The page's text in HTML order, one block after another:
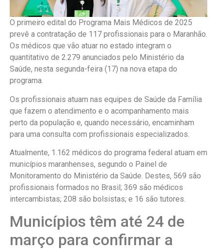
O primeiro edital do Programa Mais Médicos de 2025
prevê a contratação de 117 profissionais para o Maranhão.
Os médicos que vão atuar no estado integram o
quantitativo de 2.279 anunciados pelo Ministério da
Saúde, nesta segunda-feira (17) na nova etapa do
programa.
Os profissionais atuam nas equipes de Saúde da Família
que fazem o atendimento e o acompanhamento mais
perto da população e, quando necessário, encaminham
para uma consulta com profissionais especializados.
Atualmente, 1.162 médicos do programa federal atuam em
municípios maranhenses, segundo o Painel de
Monitoramento do Ministério da Saúde. Destes, 569 são
profissionais formados no Brasil; 369 são médicos
intercambistas; 208 são bolsistas; e 16 são tutores.
Municípios têm até 24 de
março para confirmar a